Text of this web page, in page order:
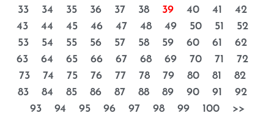
33
34 35 36 37 38 39 40 41
42
43
44 45 46 47 48 49 50 51
52
53
54 55 56 57 58 59 60 61
62
63
64 65 66 67 68 69 70 71
72
73
74 75 76 77 78 79 80 81
82
83
84 85 86 87 88 89 90 91
92
93
94 95 96 97 98 99 100 >>